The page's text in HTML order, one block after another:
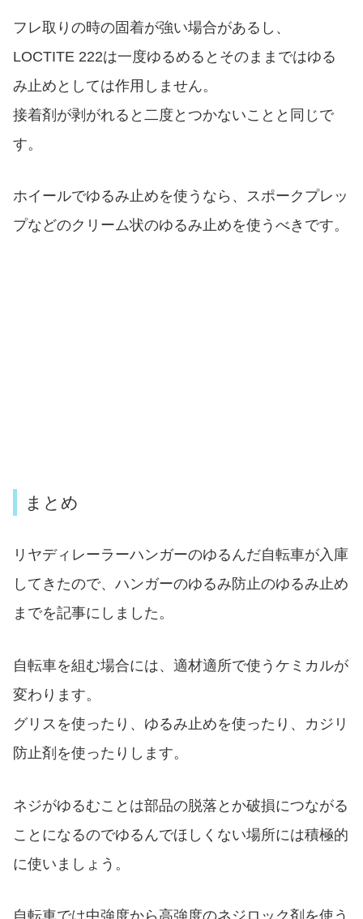
フレ取りの時の固着が強い場合があるし、
LOCTITE 222は一度ゆるめるとそのままではゆる
み止めとしては作用しません。
接着剤が剥がれると二度とつかないことと同じで
す。
ホイールでゆるみ止めを使うなら、スポークプレッ
プなどのクリーム状のゆるみ止めを使うべきです。
まとめ
リヤディレーラーハンガーのゆるんだ自転車が入庫
してきたので、ハンガーのゆるみ防止のゆるみ止め
までを記事にしました。
自転車を組む場合には、適材適所で使うケミカルが
変わります。
グリスを使ったり、ゆるみ止めを使ったり、カジリ
防止剤を使ったりします。
ネジがゆるむことは部品の脱落とか破損につながる
ことになるのでゆるんでほしくない場所には積極的
に使いましょう。